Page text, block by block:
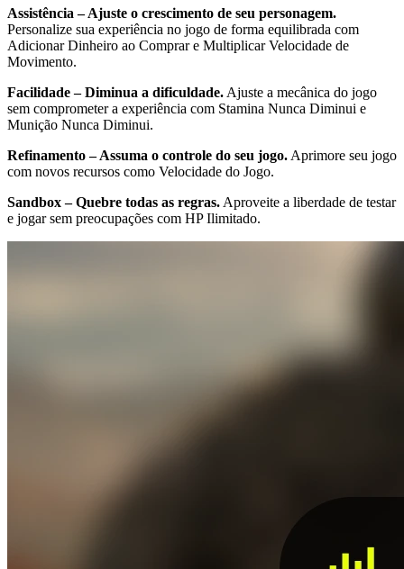
Assistência – Ajuste o crescimento de seu personagem.
Personalize sua experiência no jogo de forma equilibrada com
Adicionar Dinheiro ao Comprar e Multiplicar Velocidade de
Movimento.
Facilidade – Diminua a dificuldade. Ajuste a mecânica do jogo
sem comprometer a experiência com Stamina Nunca Diminui e
Munição Nunca Diminui.
Refinamento – Assuma o controle do seu jogo. Aprimore seu jogo
com novos recursos como Velocidade do Jogo.
Sandbox – Quebre todas as regras. Aproveite a liberdade de testar
e jogar sem preocupações com HP Ilimitado.